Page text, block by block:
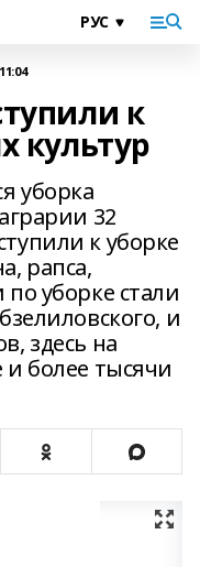
к
культур
уборка
32
к уборке
рапса,
уборке стали
и
здесь на
более тысячи